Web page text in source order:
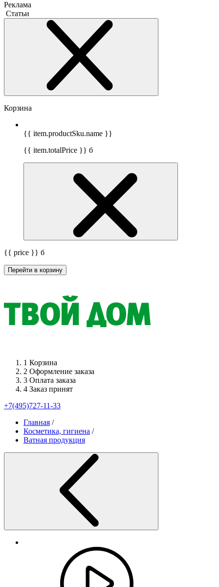
Реклама
Статьи
Корзина
{{ item.productSku.name }}
{{ item.totalPrice }} б
{{ price }} б
Перейти в корзину
1 Корзина
2 Оформление заказа
3 Оплата заказа
4 Заказ принят
+7(495)727-11-33
Главная /
Косметика, гигиена /
Ватная продукция